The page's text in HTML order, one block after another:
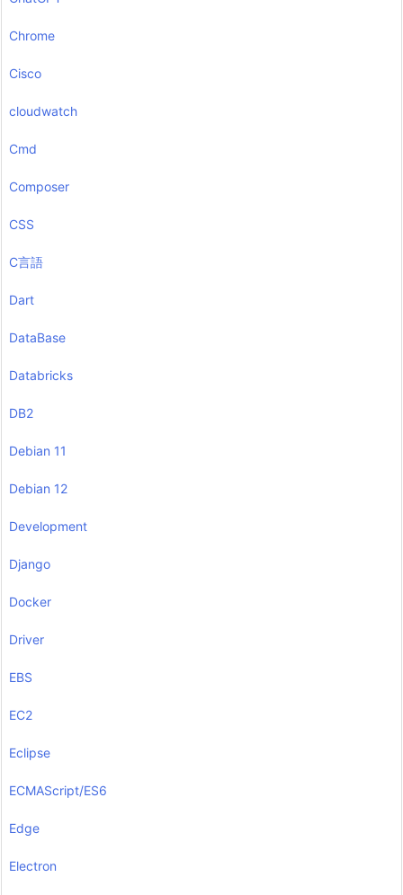
Chrome
Cisco
cloudwatch
Cmd
Composer
CSS
C言語
Dart
DataBase
Databricks
DB2
Debian 11
Debian 12
Development
Django
Docker
Driver
EBS
EC2
Eclipse
ECMAScript/ES6
Edge
Electron